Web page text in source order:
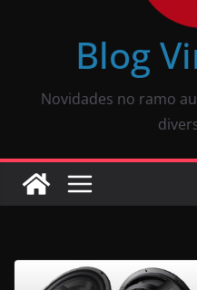
Blog
Novidades no ramo